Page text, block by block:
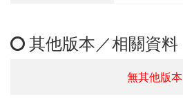
其他版本／相關資料
無其他版本